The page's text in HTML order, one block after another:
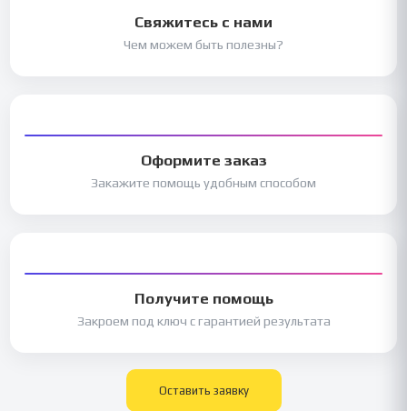
Свяжитесь с нами
Чем можем быть полезны?
Оформите заказ
Закажите помощь удобным способом
Получите помощь
Закроем под ключ с гарантией результата
Оставить заявку